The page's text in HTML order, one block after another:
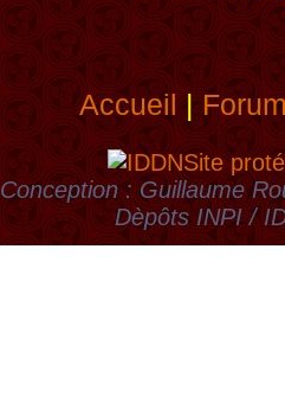
Accueil|
Site
Conception : Guillaume
Dèpôts INPI /